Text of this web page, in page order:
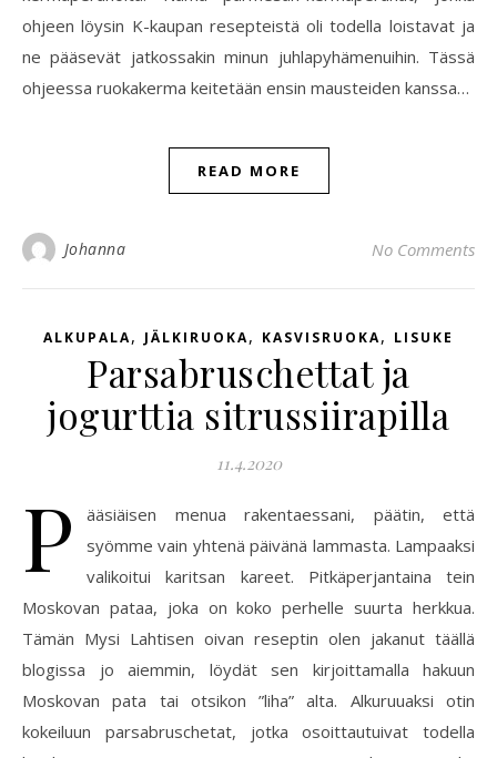
ohjeen löysin K-kaupan resepteistä oli todella loistavat ja
ne pääsevät jatkossakin minun juhlapyhämenuihin. Tässä
ohjeessa ruokakerma keitetään ensin mausteiden kanssa…
READ MORE
Johanna No Comments
ALKUPALA, JÄLKIRUOKA, KASVISRUOKA, LISUKE
Parsabruschettat ja
jogurttia sitrussiirapilla
11.4.2020
P
ääsiäisen menua rakentaessani, päätin, että
syömme vain yhtenä päivänä lammasta. Lampaaksi
valikoitui karitsan kareet. Pitkäperjantaina tein
Moskovan pataa, joka on koko perhelle suurta herkkua.
Tämän Mysi Lahtisen oivan reseptin olen jakanut täällä
blogissa jo aiemmin, löydät sen kirjoittamalla hakuun
Moskovan pata tai otsikon ”liha” alta. Alkuruuaksi otin
kokeiluun parsabruschetat, jotka osoittautuivat todella